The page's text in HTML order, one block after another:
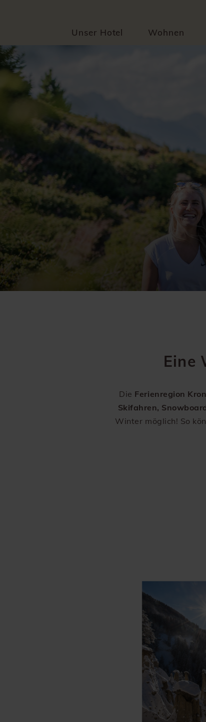
Unser Hotel Wohnen
Eine
Die Ferienregion
Skifahren,
Winter möglich! So